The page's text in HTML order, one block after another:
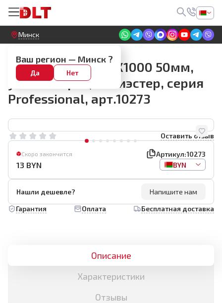
Круглосуточный! Прием заявок на сайте
Минск
Ваш регион — Минск ?
Да Нет
Угловой срез
Кисть Rollingdog X1000 50мм,
угловой срез, полиэстер, серия
Professional, арт.10273
Оставить отзыв
Скоро закончится Артикул:10273
13 BYN BYN
Нашли дешевле?
Напишите нам
Гарантия
Оплата Бесплатная доставка
Описание
Характеристики
Отзывы